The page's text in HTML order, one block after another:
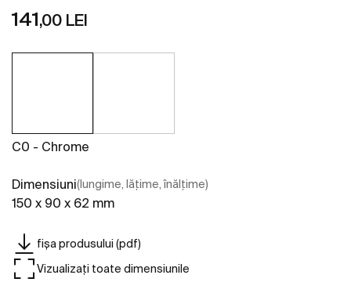
141,00 LEI
C0 - Chrome
Dimensiuni(lungime, lățime, înălțime)
150 x 90 x 62 mm
fișa produsului (pdf)
Vizualizați toate dimensiunile